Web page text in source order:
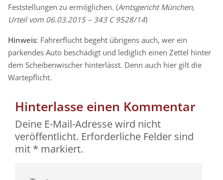
Feststellungen zu ermöglichen. (Amtsgericht München,
Urteil vom 06.03.2015 – 343 C 9528/14)
Hinweis: Fahrerflucht begeht übrigens auch, wer ein
parkendes Auto beschädigt und lediglich einen Zettel hinter
dem Scheibenwischer hinterlässt. Denn auch hier gilt die
Wartepflicht.
Hinterlasse einen Kommentar
Deine E-Mail-Adresse wird nicht
veröffentlicht. Erforderliche Felder sind
mit * markiert.